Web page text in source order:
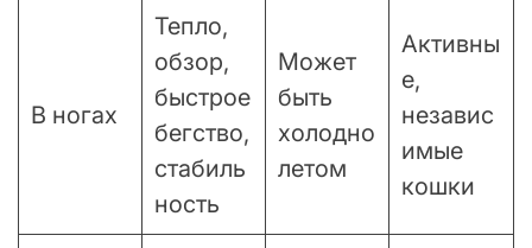
В ногах
Тепло,
обзор,
быстрое
бегство,
стабиль
ность
Может
быть
холодно
летом
Активны
е,
независ
имые
кошки